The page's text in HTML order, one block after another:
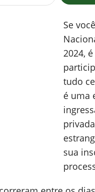
Se
2024,
tudo
é uma
sua